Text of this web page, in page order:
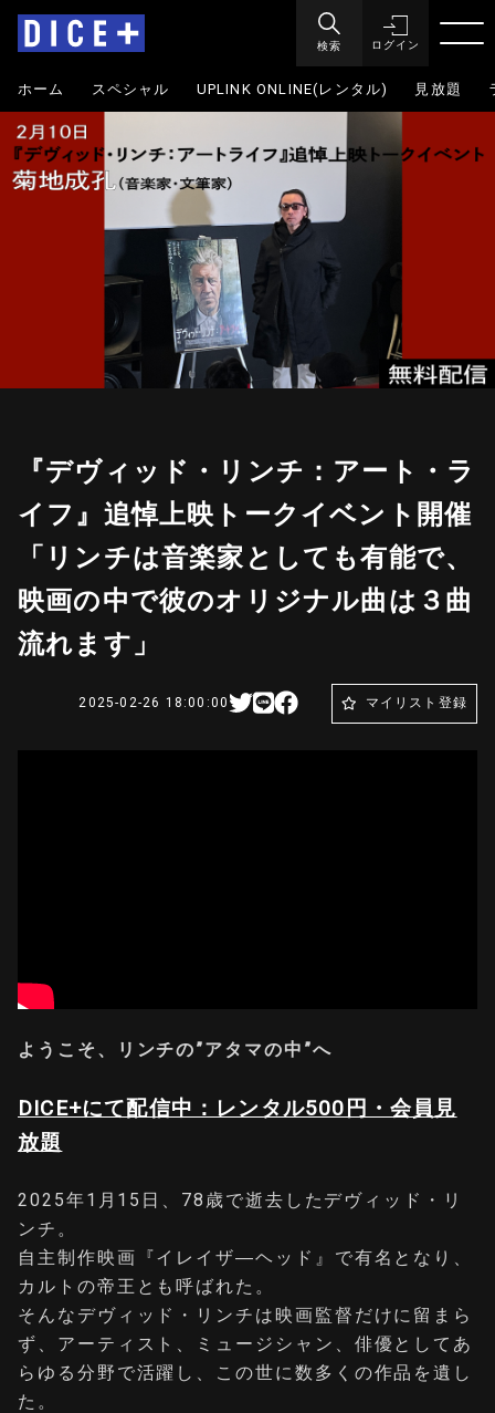
検索 ログイン
ホーム スペシャル UPLINK ONLINE(レンタル) 見放題
『デヴィッド・リンチ：アート・ラ
イフ』追悼上映トークイベント開催
「リンチは音楽家としても有能で、
映画の中で彼のオリジナル曲は３曲
流れます」
2025-02-26 18:00:00 マイリスト登録
ようこそ、リンチの”アタマの中”へ
DICE+にて配信中：レンタル500円・会員見
放題
2025年1月15日、78歳で逝去したデヴィッド・リ
ンチ。
自主制作映画『イレイザ―ヘッド』で有名となり、
カルトの帝王とも呼ばれた。
そんなデヴィッド・リンチは映画監督だけに留まら
ず、アーティスト、ミュージシャン、俳優としてあ
らゆる分野で活躍し、この世に数多くの作品を遺し
た。